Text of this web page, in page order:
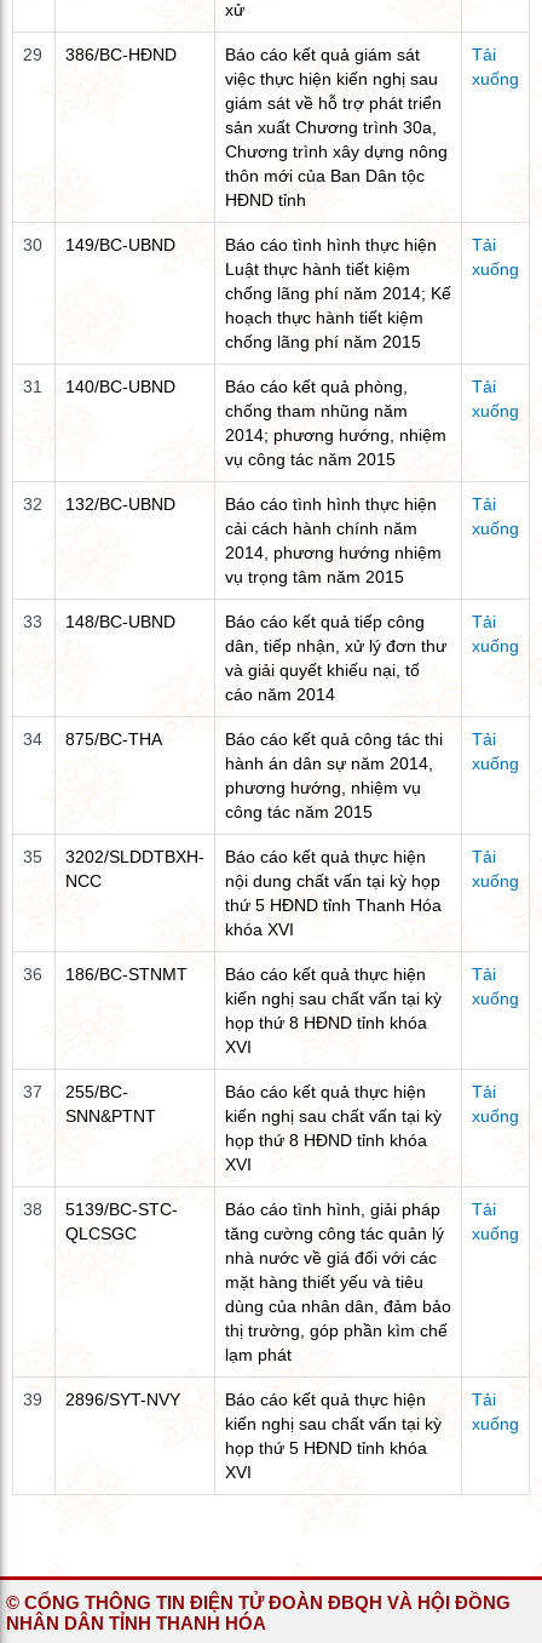
xử
29 386/BC-HĐND
Báo cáo kết quả giám sát
việc thực hiện kiến nghị sau
giám sát về hỗ trợ phát triển
sản xuất Chương trình 30a,
Chương trình xây dựng nông
thôn mới của Ban Dân tộc
HĐND tỉnh
Tải
xuống
30 149/BC-UBND
Báo cáo tình hình thực hiện
Luật thực hành tiết kiệm
chống lãng phí năm 2014; Kế
hoạch thực hành tiết kiệm
chống lãng phí năm 2015
Tải
xuống
31 140/BC-UBND
Báo cáo kết quả phòng,
chống tham nhũng năm
2014; phương hướng, nhiệm
vụ công tác năm 2015
Tải
xuống
32 132/BC-UBND
Báo cáo tình hình thực hiện
cải cách hành chính năm
2014, phương hướng nhiệm
vụ trọng tâm năm 2015
Tải
xuống
33 148/BC-UBND
Báo cáo kết quả tiếp công
dân, tiếp nhận, xử lý đơn thư
và giải quyết khiếu nại, tố
cáo năm 2014
Tải
xuống
34 875/BC-THA
Báo cáo kết quả công tác thi
hành án dân sự năm 2014,
phương hướng, nhiệm vụ
công tác năm 2015
Tải
xuống
35
3202/SLDDTBXH-
NCC
Báo cáo kết quả thực hiện
nội dung chất vấn tại kỳ họp
thứ 5 HĐND tỉnh Thanh Hóa
khóa XVI
Tải
xuống
36 186/BC-STNMT
Báo cáo kết quả thực hiện
kiến nghị sau chất vấn tại kỳ
họp thứ 8 HĐND tỉnh khóa
XVI
Tải
xuống
37
255/BC-
SNN&PTNT
Báo cáo kết quả thực hiện
kiến nghị sau chất vấn tại kỳ
họp thứ 8 HĐND tỉnh khóa
XVI
Tải
xuống
38
5139/BC-STC-
QLCSGC
Báo cáo tình hình, giải pháp
tăng cường công tác quản lý
nhà nước về giá đối với các
mặt hàng thiết yếu và tiêu
dùng của nhân dân, đảm bảo
thị trường, góp phần kìm chế
lạm phát
Tải
xuống
39 2896/SYT-NVY
Báo cáo kết quả thực hiện
kiến nghị sau chất vấn tại kỳ
họp thứ 5 HĐND tỉnh khóa
XVI
Tải
xuống
© CỔNG THÔNG TIN ĐIỆN TỬ ĐOÀN ĐBQH VÀ HỘI ĐỒNG
NHÂN DÂN TỈNH THANH HÓA